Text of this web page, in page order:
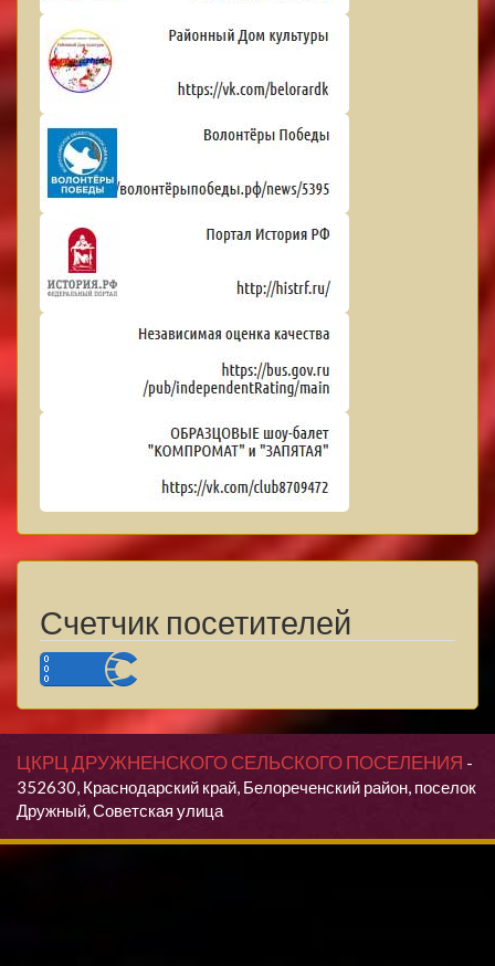
Счетчик посетителей
ЦКРЦ ДРУЖНЕНСКОГО СЕЛЬСКОГО ПОСЕЛЕНИЯ -
352630, Краснодарский край, Белореченский район, поселок
Дружный, Советская улица